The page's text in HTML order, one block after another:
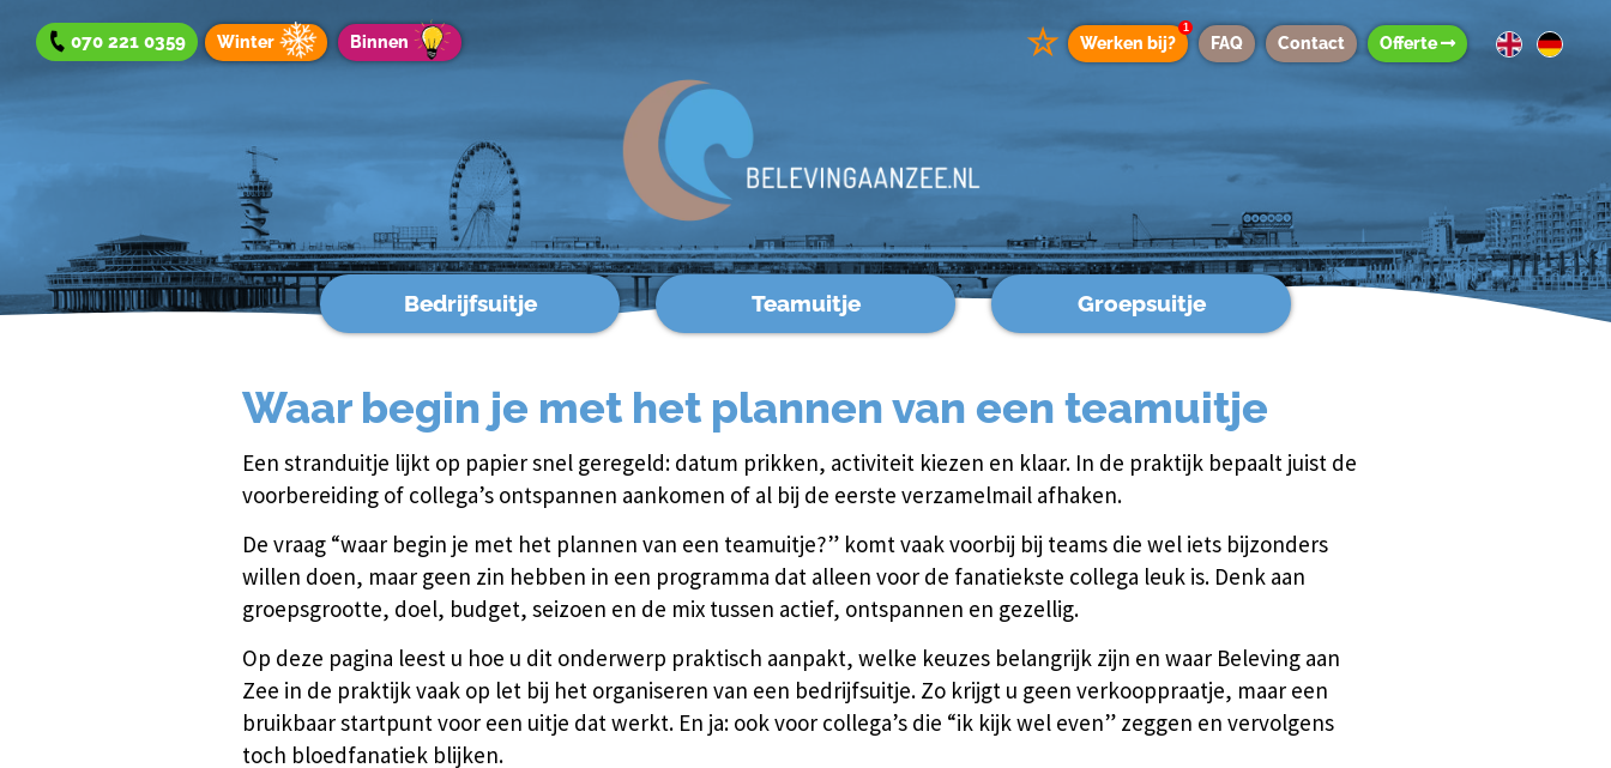
070 221 0359 ☆ Werken bij?
1
FAQ Contact Offerte
Winter Binnen
Bedrijfsuitje Teamuitje Groepsuitje
Waar begin je met het plannen van een teamuitje
Een stranduitje lijkt op papier snel geregeld: datum prikken, activiteit kiezen en klaar. In de praktijk bepaalt juist de
voorbereiding of collega’s ontspannen aankomen of al bij de eerste verzamelmail afhaken.
De vraag “waar begin je met het plannen van een teamuitje?” komt vaak voorbij bij teams die wel iets bijzonders
willen doen, maar geen zin hebben in een programma dat alleen voor de fanatiekste collega leuk is. Denk aan
groepsgrootte, doel, budget, seizoen en de mix tussen actief, ontspannen en gezellig.
Op deze pagina leest u hoe u dit onderwerp praktisch aanpakt, welke keuzes belangrijk zijn en waar Beleving aan
Zee in de praktijk vaak op let bij het organiseren van een bedrijfsuitje. Zo krijgt u geen verkooppraatje, maar een
bruikbaar startpunt voor een uitje dat werkt. En ja: ook voor collega’s die “ik kijk wel even” zeggen en vervolgens
toch bloedfanatiek blijken.